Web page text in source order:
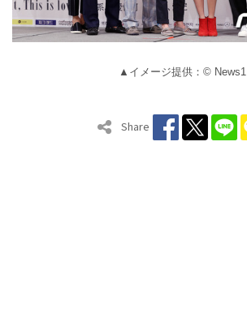
▲イメージ提供：© News1
Share